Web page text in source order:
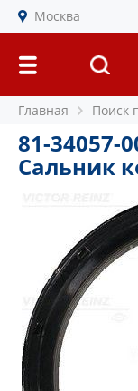
Москва
Главная Поиск
81-34057-
Сальник